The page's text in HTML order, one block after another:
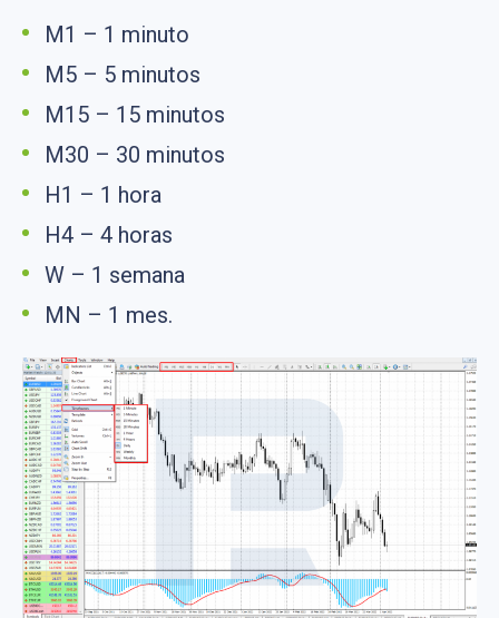
M1 – 1 minuto
M5 – 5 minutos
M15 – 15 minutos
M30 – 30 minutos
H1 – 1 hora
H4 – 4 horas
W – 1 semana
MN – 1 mes.